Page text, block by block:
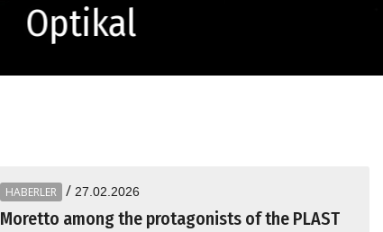
Optikal
HABERLER /27.02.2026
Moretto among the protagonists of the PLAST